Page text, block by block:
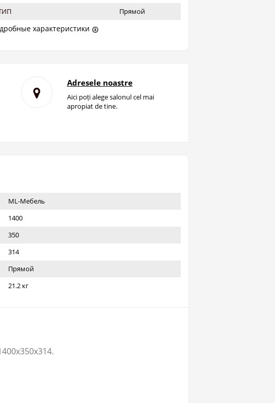
Прямой
характеристики
Adresele noastre
Aici poți alege salonul cel mai
apropiat de tine.
ML-Мебель
1400
350
314
Прямой
21.2 кг